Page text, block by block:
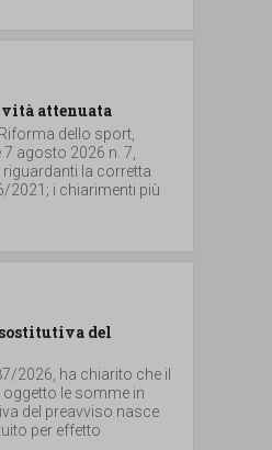
attenuata
dello sport,
7 agosto 2026 n. 7,
la corretta
2021; i chiarimenti più
del
2026, ha chiarito che il
le somme in
del preavviso nasce
per effetto